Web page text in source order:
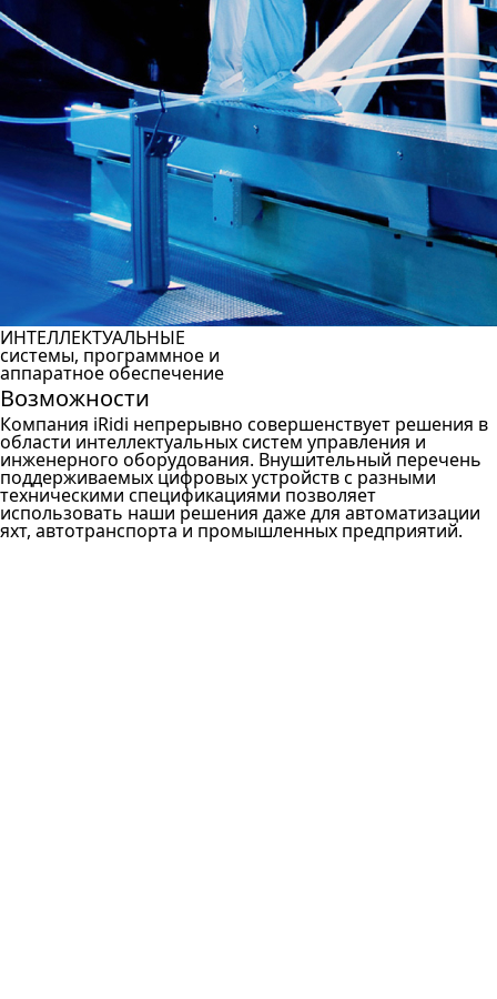
ИНТЕЛЛЕКТУАЛЬНЫЕ
системы, программное и
аппаратное обеспечение
Возможности
Компания iRidi непрерывно совершенствует решения в
области интеллектуальных систем управления и
инженерного оборудования. Внушительный перечень
поддерживаемых цифровых устройств с разными
техническими спецификациями позволяет
использовать наши решения даже для автоматизации
яхт, автотранспорта и промышленных предприятий.